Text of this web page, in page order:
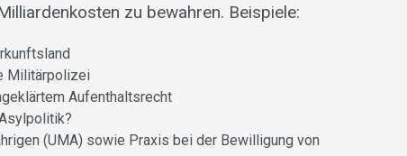
zu bewahren. Beispiele:
Militärpolizei
Aufenthaltsrecht
(UMA) sowie Praxis bei der Bewilligung von